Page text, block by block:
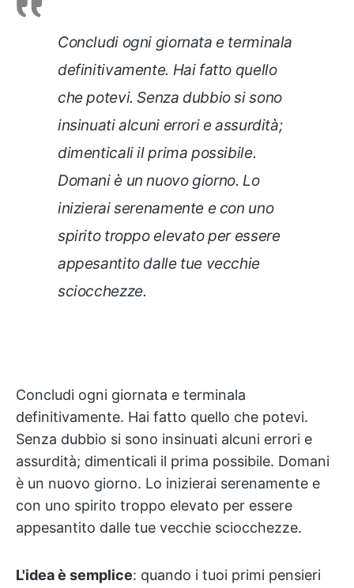
Concludi ogni giornata e terminala
definitivamente. Hai fatto quello
che potevi. Senza dubbio si sono
insinuati alcuni errori e assurdità;
dimenticali il prima possibile.
Domani è un nuovo giorno. Lo
inizierai serenamente e con uno
spirito troppo elevato per essere
appesantito dalle tue vecchie
sciocchezze.
Concludi ogni giornata e terminala
definitivamente. Hai fatto quello che potevi.
Senza dubbio si sono insinuati alcuni errori e
assurdità; dimenticali il prima possibile. Domani
è un nuovo giorno. Lo inizierai serenamente e
con uno spirito troppo elevato per essere
appesantito dalle tue vecchie sciocchezze.
L'idea è semplice: quando i tuoi primi pensieri